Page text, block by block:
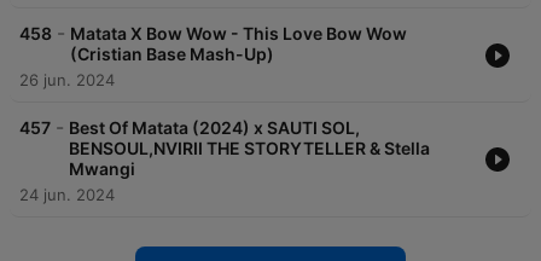
458 - Matata X Bow Wow - This Love Bow Wow
(Cristian Base Mash-Up)
26 jun. 2024
457 - Best Of Matata (2024) x SAUTI SOL,
BENSOUL,NVIRII THE STORYTELLER & Stella
Mwangi
24 jun. 2024